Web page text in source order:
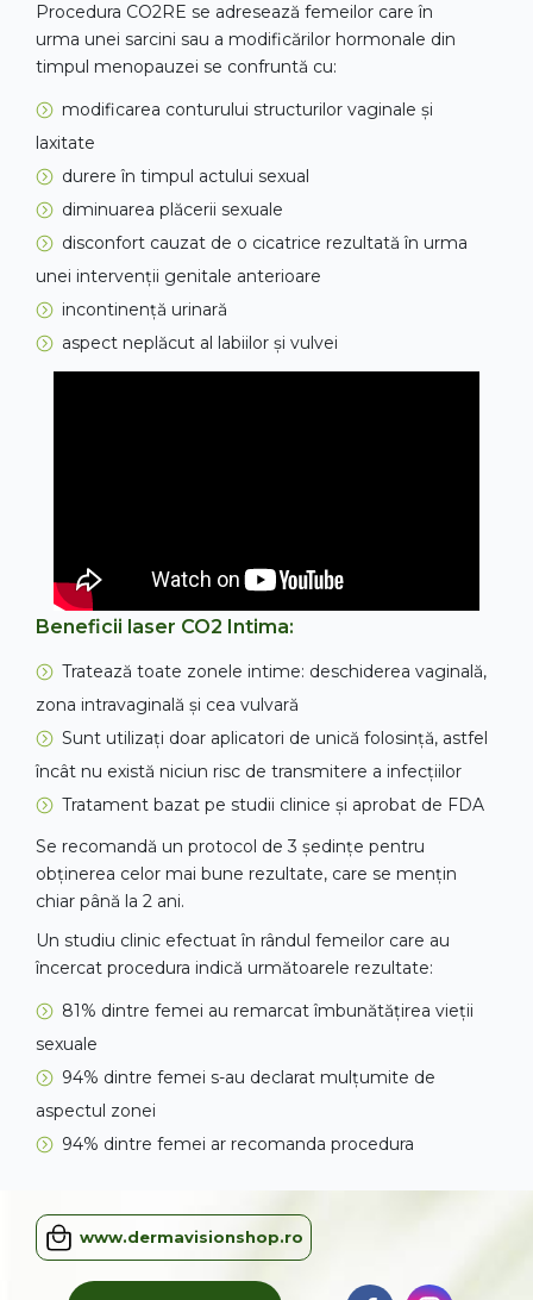
Procedura CO2RE se adresează femeilor care în
urma unei sarcini sau a modificărilor hormonale din
timpul menopauzei se confruntă cu:
modificarea conturului structurilor vaginale și
laxitate
durere în timpul actului sexual
diminuarea plăcerii sexuale
disconfort cauzat de o cicatrice rezultată în urma
unei intervenții genitale anterioare
incontinență urinară
aspect neplăcut al labiilor și vulvei
Beneficii laser CO2 Intima:
Tratează toate zonele intime: deschiderea vaginală,
zona intravaginală și cea vulvară
Sunt utilizați doar aplicatori de unică folosință, astfel
încât nu există niciun risc de transmitere a infecțiilor
Tratament bazat pe studii clinice și aprobat de FDA
Se recomandă un protocol de 3 ședințe pentru
obținerea celor mai bune rezultate, care se mențin
chiar până la 2 ani.
Un studiu clinic efectuat în rândul femeilor care au
încercat procedura indică următoarele rezultate:
81% dintre femei au remarcat îmbunătățirea vieții
sexuale
94% dintre femei s-au declarat mulțumite de
aspectul zonei
94% dintre femei ar recomanda procedura
www.dermavisionshop.ro